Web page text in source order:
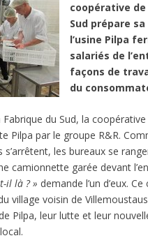
coopérative
Sud prépare
l’usine Pilpa
salariés de
façons de
du
du Sud, la
Pilpa par le groupe R&R.
les bureaux se
camionnette garée devant
il là ? » demande l’un d’eux.
village voisin de
Pilpa, leur lutte et leur